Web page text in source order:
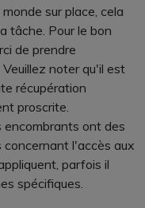
sur place, cela
tâche. Pour le bon
de prendre
noter qu'il est
récupération
proscrite.
encombrants ont des
l'accès aux
parfois il
spécifiques.